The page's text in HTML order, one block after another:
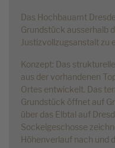
Das Hochbauamt
Grundstück ausserhalb
Justizvollzugsanstalt zu
Konzept: Das
aus der vorhandenen
Ortes entwickelt. Das
Grundstück öffnet auf
über das Elbtal auf
Sockelgeschosse
Höhenverlauf nach und